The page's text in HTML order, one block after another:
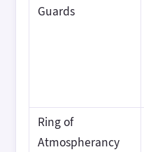
Guards
Ring of
Atmospherancy